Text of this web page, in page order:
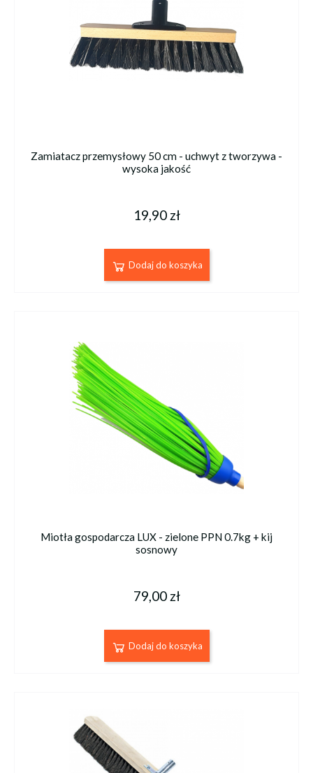
Zamiatacz przemysłowy 50 cm - uchwyt z tworzywa -
wysoka jakość
19,90 zł
Dodaj do koszyka
Miotła gospodarcza LUX - zielone PPN 0.7kg + kij
sosnowy
79,00 zł
Dodaj do koszyka